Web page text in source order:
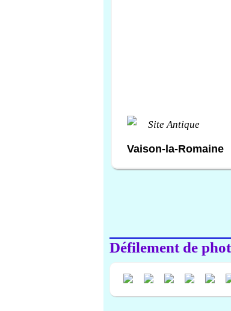
Site Antique
Vaison-la-Romaine
Défilement de